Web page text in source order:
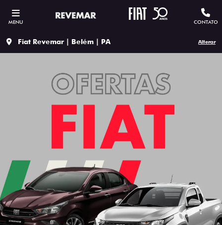
MENU CONTATO
Fiat Revemar | Belém | PA Alterar